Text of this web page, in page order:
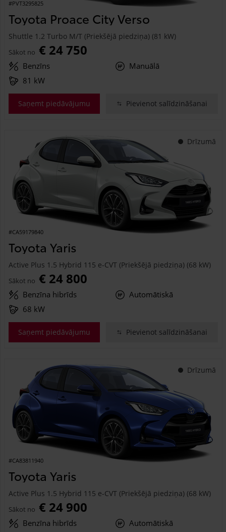
#PVT3295825
Toyota Proace City Verso
Shuttle 1.2 Turbo M/T (Priekšējā piedziņa) (81 kW)
Sākot no € 24 750
Benzīns
Manuālā
81 kW
Saņemt piedāvājumu Pievienot salīdzināšanai
Drīzumā
#CA59179840
Toyota Yaris
Active Plus 1.5 Hybrid 115 e-CVT (Priekšējā piedziņa) (68 kW)
Sākot no € 24 800
Benzīna hibrīds
Automātiskā
68 kW
Saņemt piedāvājumu Pievienot salīdzināšanai
Drīzumā
#CA83811940
Toyota Yaris
Active Plus 1.5 Hybrid 115 e-CVT (Priekšējā piedziņa) (68 kW)
Sākot no € 24 900
Benzīna hibrīds
Automātiskā